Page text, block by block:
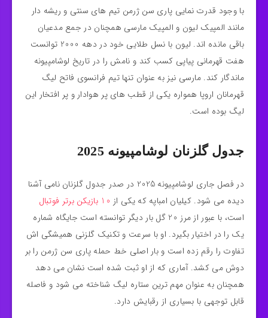
با وجود قدرت‌ نمایی پاری سن ژرمن تیم‌ های سنتی و ریشه‌ دار
مانند المپیک لیون و المپیک مارسی همچنان در جمع مدعیان
باقی مانده‌ اند. لیون با نسل طلایی خود در دهه 2000 توانست
هفت قهرمانی پیاپی کسب کند و نامش را در تاریخ لوشامپیونه
ماندگار کند. مارسی نیز به عنوان تنها تیم فرانسوی فاتح لیگ
قهرمانان اروپا همواره یکی از قطب‌ های پر هوادار و پر افتخار این
لیگ بوده است.
جدول گلزنان لوشامپیونه 2025
در فصل جاری لوشامپیونه 2025 در صدر جدول گلزنان نامی آشنا
دیده می‌ شود. کیلیان امباپه که یکی از 10 بازیکن برتر فوتبال
است، با عبور از مرز 20 گل بار دیگر توانسته است جایگاه شماره
یک را در اختیار بگیرد. او با سرعت و تکنیک گلزنی همیشگی‌ اش
تفاوت را رقم زده است و بار اصلی خط حمله پاری سن ژرمن را بر
دوش می‌ کشد. آماری که از او ثبت شده است نشان می‌ دهد
همچنان به‌ عنوان مهم‌ ترین ستاره لیگ شناخته می‌ شود و فاصله
قابل توجهی با بسیاری از رقبایش دارد.